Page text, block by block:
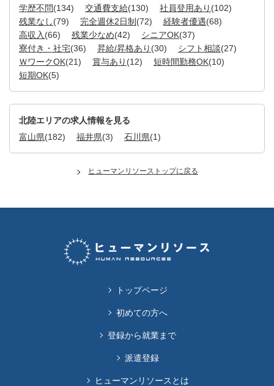
学歴不問(134) 交通費支給(130) 社員登用あり (102)
残業なし(79) 完全週休2日制 (72) 経験者優遇(68)
高収入 (66) 残業少なめ(42) シニアOK(37)
寮付き・社宅(36) 昇給/昇格あり (30) シフト相談(27)
ＷワークOK(21) 賞与あり (12) 短時間勤務OK(10)
短期OK(5)
北陸エリアの求人情報を見る
富山県(182) 福井県(3) 石川県(1)
ヒューマンリソーストップに戻る
トップページ
初めての方へ
登録から就業まで
派遣登録
ヒューマンリソースとは